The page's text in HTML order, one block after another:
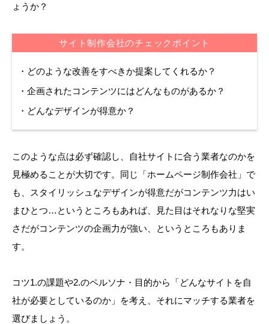
ょうか？
サイト制作会社のチェックポイント
・どのような改善をすべきか提案してくれるか？
・企画されたコンテンツにはどんなものがあるか？
・どんなデザインが得意か？
このような点は必ず確認し、自社サイトに合う業者なのかを
見極めることが大切です。同じ「ホームページ制作会社」で
も、スタイリッシュなデザインが得意だがコンテンツ力はい
まひとつ…というところもあれば、見た目はそれなりな堅実
さだがコンテンツの企画力が強い、というところもありま
す。
コツ1.の課題や2.のペルソナ・目的から「どんなサイトを自
社が必要としているのか」を考え、それにマッチする業者を
選びましょう。